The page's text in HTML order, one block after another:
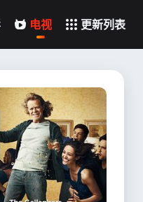
电视 更新列表